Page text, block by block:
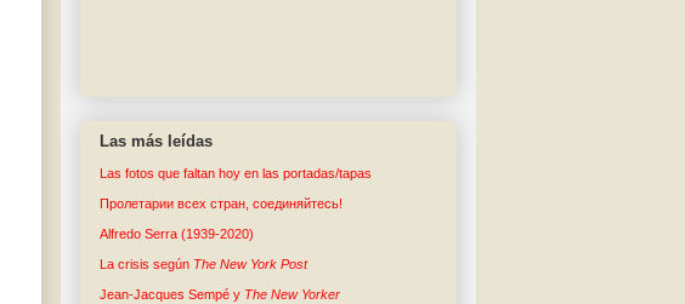
Las más leídas
Las fotos que faltan hoy en las portadas/tapas
Пролетарии всех стран, соединяйтесь!
Alfredo Serra (1939-2020)
La crisis según The New York Post
Jean-Jacques Sempé y The New Yorker